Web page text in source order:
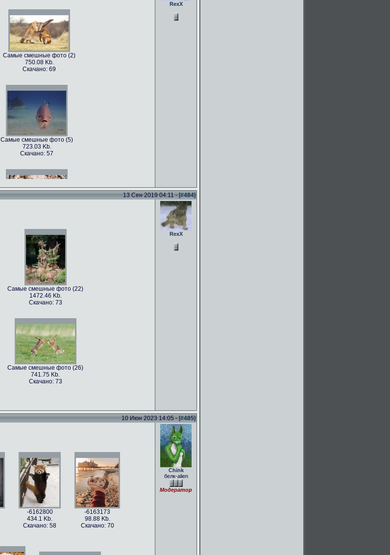
Самые смешные фото (2)
750.08 Kb.
Скачано: 69
Самые смешные фото (5)
723.03 Kb.
Скачано: 57
Самые смешные фото (11)
814.79 Kb.
Самые смешные фото (17)
213.46 Kb.
Скачано: 66
RexX
13 Сен 2019 04:11 - [#484]
Самые смешные фото (22)
1472.46 Kb.
Скачано: 73
Самые смешные фото (26)
741.75 Kb.
Скачано: 73
Самые смешные фото (30)
1018.75 Kb.
Скачано: 75
Скачано: 67
RexX
10 Июн 2023 14:05 - [#485]
-6162800
434.1 Kb.
Скачано: 58
-6163173
98.88 Kb.
Скачано: 70
Chink
белк-alien
Модератор